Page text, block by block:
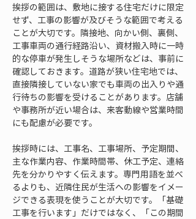
挨拶の範囲は、敷地に接する住宅だけに限定
せず、工事の影響が及びそうな範囲で考える
ことが大切です。隣接地、向かい側、裏側、
工事車両の通行経路沿い、資材搬入時に一時
的な停車が発生しそうな場所などは、事前に
確認しておきます。道路が狭い住宅地では、
直接隣接していない家でも車両の出入りや通
行待ちの影響を受けることがあります。店舗
や事務所が近い場合は、来客動線や営業時間
にも配慮が必要です。
挨拶時には、工事名、工事場所、予定期間、
主な作業内容、作業時間帯、休工予定、連絡
先を分かりやすく伝えます。専門用語を並べ
るよりも、近隣住民が生活への影響をイメー
ジできる表現を使うことが大切です。「基礎
工事を行います」だけではなく、「この期間